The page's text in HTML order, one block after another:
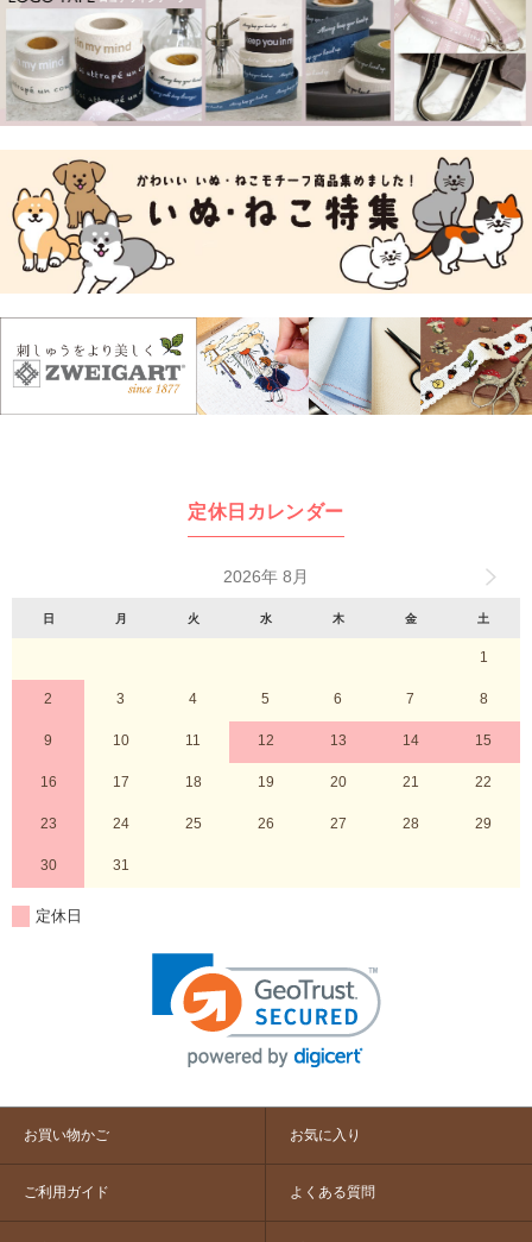
定休日カレンダー
2026年 8月
日 月 火 水 木 金 土
1
2 3 4 5 6 7 8
9 10 11 12 13 14 15
16 17 18 19 20 21 22
23 24 25 26 27 28 29
30 31
定休日
お買い物かご お気に入り
ご利用ガイド よくある質問